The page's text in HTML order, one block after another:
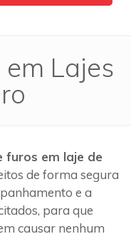
em Lajes
furos em laje de
de forma segura
e a
para que
causar nenhum